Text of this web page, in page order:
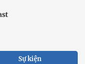
Sự kiện